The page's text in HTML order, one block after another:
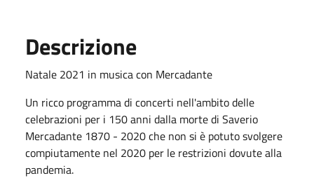
Descrizione
Natale 2021 in musica con Mercadante
Un ricco programma di concerti nell'ambito delle
celebrazioni per i 150 anni dalla morte di Saverio
Mercadante 1870 - 2020 che non si è potuto svolgere
compiutamente nel 2020 per le restrizioni dovute alla
pandemia.